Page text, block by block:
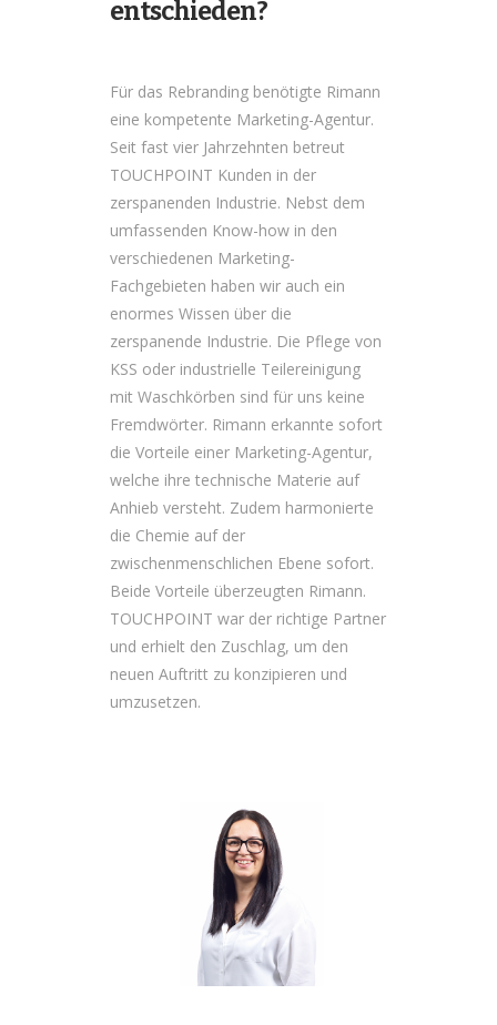
entschieden?
Für das Rebranding benötigte Rimann
eine kompetente Marketing-Agentur.
Seit fast vier Jahrzehnten betreut
TOUCHPOINT Kunden in der
zerspanenden Industrie. Nebst dem
umfassenden Know-how in den
verschiedenen Marketing-
Fachgebieten haben wir auch ein
enormes Wissen über die
zerspanende Industrie. Die Pflege von
KSS oder industrielle Teilereinigung
mit Waschkörben sind für uns keine
Fremdwörter. Rimann erkannte sofort
die Vorteile einer Marketing-Agentur,
welche ihre technische Materie auf
Anhieb versteht. Zudem harmonierte
die Chemie auf der
zwischenmenschlichen Ebene sofort.
Beide Vorteile überzeugten Rimann.
TOUCHPOINT war der richtige Partner
und erhielt den Zuschlag, um den
neuen Auftritt zu konzipieren und
umzusetzen.